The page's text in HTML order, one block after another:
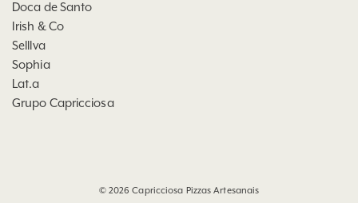
Doca de Santo
Irish & Co
Selllva
Sophia
Lat.a
Grupo Capricciosa
© 2026Capricciosa Pizzas Artesanais